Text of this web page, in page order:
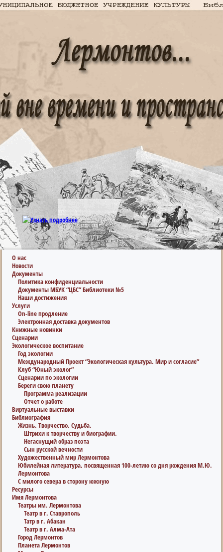
О нас
Новости
Документы
Политика конфиденциальности
Документы МБУК “ЦБС” Библиотеки №5
Наши достижения
Услуги
On-line продление
Электронная доставка документов
Книжные новинки
Сценарии
Экологическое воспитание
Год экологии
Международный Проект “Экологическая культура. Мир и согласие”
Клуб “Юный эколог”
Сценарии по экологии
Береги свою планету
Программа реализации
Отчет о работе
Виртуальные выставки
Библиография
Жизнь. Творчество. Судьба.
Штрихи к творчеству и биографии.
Негаснущий образ поэта
Сын русской вечности
Художественный мир Лермонтова
Юбилейная литература, посвященная 100-летию со дня рождения М.Ю.
Лермонтова
С милого севера в сторону южную
Ресурсы
Имя Лермонтова
Театры им. Лермонтова
Театр в г. Ставрополь
Татр в г. Абакан
Театр в г. Алма-Ата
Город Лермонтов
Планета Лермонтов